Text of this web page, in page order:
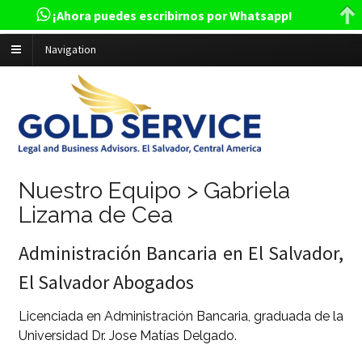
Navigation
Nuestro Equipo > Gabriela
Lizama de Cea
Administración Bancaria en El Salvador,
El Salvador Abogados
Licenciada en Administración Bancaria, graduada de la
Universidad Dr. Jose Matías Delgado.
¡Ahora puedes escribirnos por Whatsapp!